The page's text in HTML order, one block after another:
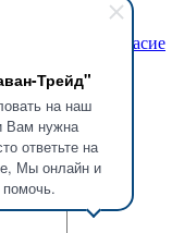
Трейд"
на наш
Вам нужна
ответьте на
Мы онлайн и
помочь.
выражаете
согласие